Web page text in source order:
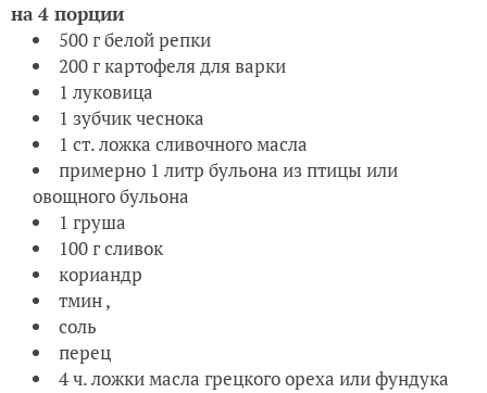
на 4 порции
500 г белой репки
200 г картофеля для варки
1 луковица
1 зубчик чеснока
1 ст. ложка сливочного масла
примерно 1 литр бульона из птицы или
овощного бульона
1 груша
100 г сливок
кориандр
тмин ,
соль
перец
4 ч. ложки масла грецкого ореха или фундука